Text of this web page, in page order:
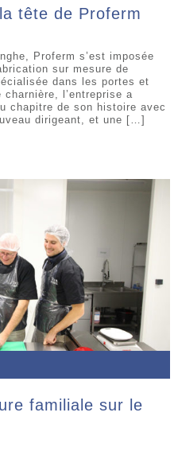
tête de Proferm
Proferm s’est imposée
sur mesure de
dans les portes et
l’entreprise a
chapitre de son histoire avec
dirigeant, et une […]
familiale sur le